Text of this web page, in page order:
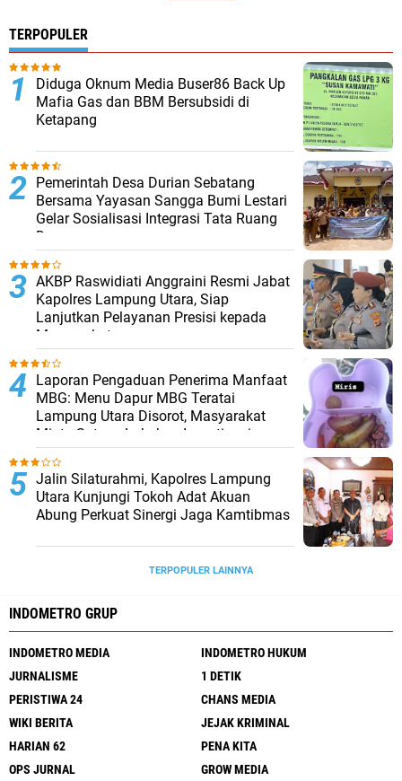
TERPOPULER
Diduga Oknum Media Buser86 Back Up
Mafia Gas dan BBM Bersubsidi di
Ketapang
Pemerintah Desa Durian Sebatang
Bersama Yayasan Sangga Bumi Lestari
Gelar Sosialisasi Integrasi Tata Ruang
Desa
AKBP Raswidiati Anggraini Resmi Jabat
Kapolres Lampung Utara, Siap
Lanjutkan Pelayanan Presisi kepada
Masyarakat
Laporan Pengaduan Penerima Manfaat
MBG: Menu Dapur MBG Teratai
Lampung Utara Disorot, Masyarakat
Minta Satgas Lakukan Investigasi
Jalin Silaturahmi, Kapolres Lampung
Utara Kunjungi Tokoh Adat Akuan
Abung Perkuat Sinergi Jaga Kamtibmas
TERPOPULER LAINNYA
INDOMETRO GRUP
INDOMETRO MEDIA
INDOMETRO HUKUM
JURNALISME
1 DETIK
PERISTIWA 24
CHANS MEDIA
WIKI BERITA
JEJAK KRIMINAL
HARIAN 62
PENA KITA
OPS JURNAL
GROW MEDIA